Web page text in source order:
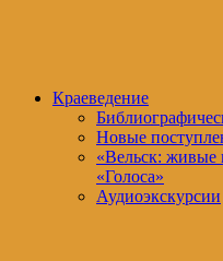
Краеведение
Новые
«Вельск: живые
«Голоса»
Аудиоэкскурсии